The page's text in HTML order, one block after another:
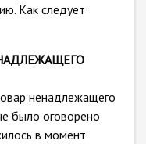
Как следует
ненадлежащего
было оговорено
в момент